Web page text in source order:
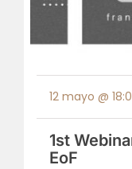
12 mayo @
1st
EoF